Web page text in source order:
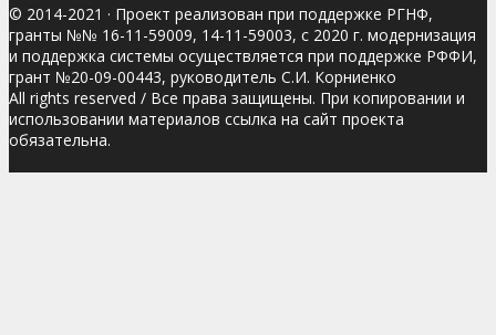
© 2014-2021 · Проект реализован при поддержке РГНФ,
гранты №№ 16-11-59009, 14-11-59003, с 2020 г. модернизация
и поддержка системы осуществляется при поддержке РФФИ,
грант №20-09-00443, руководитель С.И. Корниенко
All rights reserved / Все права защищены. При копировании и
использовании материалов ссылка на сайт проекта
обязательна.